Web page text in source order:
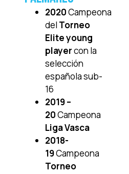
2020Campeona
del Torneo
Elite young
playercon la
selección
española sub-
16
2019 –
20Campeona
Liga Vasca
2018-
19Campeona
Torneo